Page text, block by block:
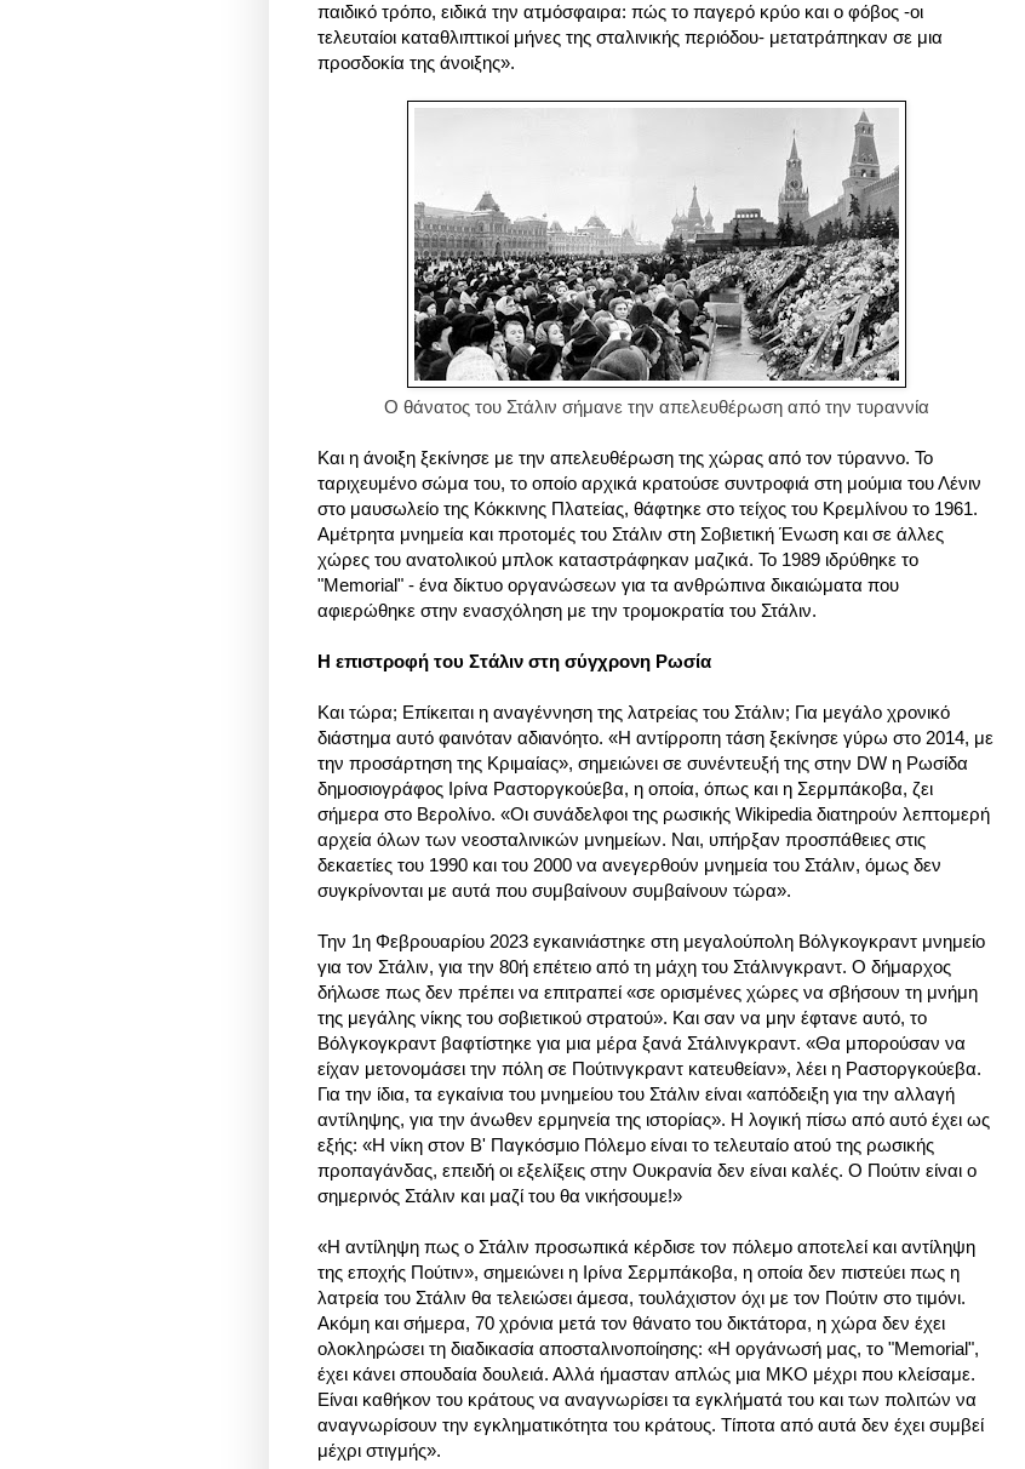
παιδικό τρόπο, ειδικά την ατμόσφαιρα: πώς το παγερό κρύο και ο φόβος -οι
τελευταίοι καταθλιπτικοί μήνες της σταλινικής περιόδου- μετατράπηκαν σε μια
προσδοκία της άνοιξης».
Ο θάνατος του Στάλιν σήμανε την απελευθέρωση από την τυραννία
Και η άνοιξη ξεκίνησε με την απελευθέρωση της χώρας από τον τύραννο. Το
ταριχευμένο σώμα του, το οποίο αρχικά κρατούσε συντροφιά στη μούμια του Λένιν
στο μαυσωλείο της Κόκκινης Πλατείας, θάφτηκε στο τείχος του Κρεμλίνου το 1961.
Αμέτρητα μνημεία και προτομές του Στάλιν στη Σοβιετική Ένωση και σε άλλες
χώρες του ανατολικού μπλοκ καταστράφηκαν μαζικά. Το 1989 ιδρύθηκε το
"Memorial" - ένα δίκτυο οργανώσεων για τα ανθρώπινα δικαιώματα που
αφιερώθηκε στην ενασχόληση με την τρομοκρατία του Στάλιν.
Η επιστροφή του Στάλιν στη σύγχρονη Ρωσία
Και τώρα; Επίκειται η αναγέννηση της λατρείας του Στάλιν; Για μεγάλο χρονικό
διάστημα αυτό φαινόταν αδιανόητο. «Η αντίρροπη τάση ξεκίνησε γύρω στο 2014, με
την προσάρτηση της Κριμαίας», σημειώνει σε συνέντευξή της στην DW η Ρωσίδα
δημοσιογράφος Ιρίνα Ραστοργκούεβα, η οποία, όπως και η Σερμπάκοβα, ζει
σήμερα στο Βερολίνο. «Οι συνάδελφοι της ρωσικής Wikipedia διατηρούν λεπτομερή
αρχεία όλων των νεοσταλινικών μνημείων. Ναι, υπήρξαν προσπάθειες στις
δεκαετίες του 1990 και του 2000 να ανεγερθούν μνημεία του Στάλιν, όμως δεν
συγκρίνονται με αυτά που συμβαίνουν συμβαίνουν τώρα».
Την 1η Φεβρουαρίου 2023 εγκαινιάστηκε στη μεγαλούπολη Βόλγκογκραντ μνημείο
για τον Στάλιν, για την 80ή επέτειο από τη μάχη του Στάλινγκραντ. Ο δήμαρχος
δήλωσε πως δεν πρέπει να επιτραπεί «σε ορισμένες χώρες να σβήσουν τη μνήμη
της μεγάλης νίκης του σοβιετικού στρατού». Και σαν να μην έφτανε αυτό, το
Βόλγκογκραντ βαφτίστηκε για μια μέρα ξανά Στάλινγκραντ. «Θα μπορούσαν να
είχαν μετονομάσει την πόλη σε Πούτινγκραντ κατευθείαν», λέει η Ραστοργκούεβα.
Για την ίδια, τα εγκαίνια του μνημείου του Στάλιν είναι «απόδειξη για την αλλαγή
αντίληψης, για την άνωθεν ερμηνεία της ιστορίας». Η λογική πίσω από αυτό έχει ως
εξής: «Η νίκη στον Β' Παγκόσμιο Πόλεμο είναι το τελευταίο ατού της ρωσικής
προπαγάνδας, επειδή οι εξελίξεις στην Ουκρανία δεν είναι καλές. Ο Πούτιν είναι ο
σημερινός Στάλιν και μαζί του θα νικήσουμε!»
«Η αντίληψη πως ο Στάλιν προσωπικά κέρδισε τον πόλεμο αποτελεί και αντίληψη
της εποχής Πούτιν», σημειώνει η Ιρίνα Σερμπάκοβα, η οποία δεν πιστεύει πως η
λατρεία του Στάλιν θα τελειώσει άμεσα, τουλάχιστον όχι με τον Πούτιν στο τιμόνι.
Ακόμη και σήμερα, 70 χρόνια μετά τον θάνατο του δικτάτορα, η χώρα δεν έχει
ολοκληρώσει τη διαδικασία αποσταλινοποίησης: «Η οργάνωσή μας, το "Memorial",
έχει κάνει σπουδαία δουλειά. Αλλά ήμασταν απλώς μια ΜΚΟ μέχρι που κλείσαμε.
Είναι καθήκον του κράτους να αναγνωρίσει τα εγκλήματά του και των πολιτών να
αναγνωρίσουν την εγκληματικότητα του κράτους. Τίποτα από αυτά δεν έχει συμβεί
μέχρι στιγμής».